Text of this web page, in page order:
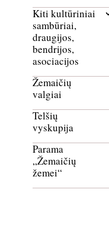
Kiti kultūriniai
sambūriai,
draugijos,
bendrijos,
asociacijos
Žemaičių
valgiai
Telšių
vyskupija
Parama
„Žemaičių
žemei“